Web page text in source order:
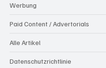
Werbung
Paid Content / Advertorials
Alle Artikel
Datenschutzrichtlinie